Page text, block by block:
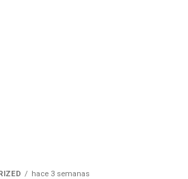
hace 3 semanas